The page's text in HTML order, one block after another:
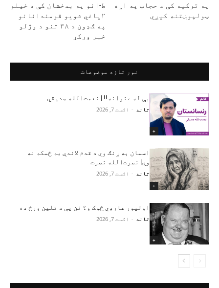
ط-انو په بدخشان کې د خپلو
۲ياغي شويو قومندانانو
په ګډون د ۳۸ تنو د وژلو
خبر ورکړ
په ترکیه کې د حجاب په اړه
ټولپوښتنه کیږي
نور تازه موضوعات
+
بې له عنوانه!! | نعمت‌الله صدیقي
تاند - اګست 7, 2026
+
اسمان به ړنګ وي د قدم لاندې به ځمکه نه
وې| نصرت‌الله نصرت
تاند - اګست 7, 2026
+
اولیور هارډي څوک و؟ نن یې د تلین ورځ ده
تاند - اګست 7, 2026